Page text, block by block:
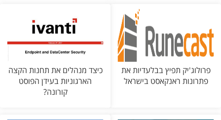
פרולוג'יק תפיץ בבלעדיות את
פתרונות ראנקאסט בישראל
כיצד מנהלים את תחנות הקצה
הארגוניות בעידן הפוסט
קורונה?